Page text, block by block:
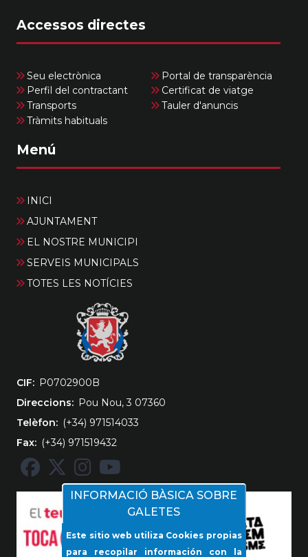
Accessos directes
Seu electrònica
Portal de transparència
Perfil del contractant
Certificat de viatge
Transports
Tauler d'anuncis
Tràmits habituals
Menú
INICI
AJUNTAMENT
EL NOSTRE MUNICIPI
SERVEIS MUNICIPALS
TOTES LES NOTÍCIES
CIF
‎P0702900B
Direccions
Pou Nou, 3 07360
Telèfon
(+34) 971514033
Fax
(+34) 971519432
INFORMACIÓ BÀSICA SOBRE
GALETES
Este sitio web utiliza Cookies propias
para recopilar información con la